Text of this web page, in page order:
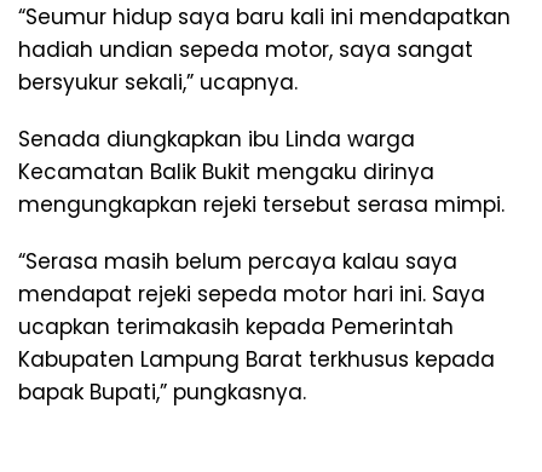
“Seumur hidup saya baru kali ini mendapatkan
hadiah undian sepeda motor, saya sangat
bersyukur sekali,” ucapnya.
Senada diungkapkan ibu Linda warga
Kecamatan Balik Bukit mengaku dirinya
mengungkapkan rejeki tersebut serasa mimpi.
“Serasa masih belum percaya kalau saya
mendapat rejeki sepeda motor hari ini. Saya
ucapkan terimakasih kepada Pemerintah
Kabupaten Lampung Barat terkhusus kepada
bapak Bupati,” pungkasnya.